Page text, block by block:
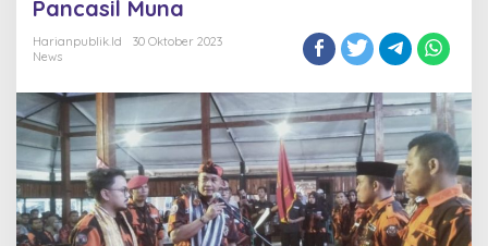
a
n
p
i
P
i
m
p
i
n
Pancasil Muna
Harianpublik.id
30 Oktober 2023
News